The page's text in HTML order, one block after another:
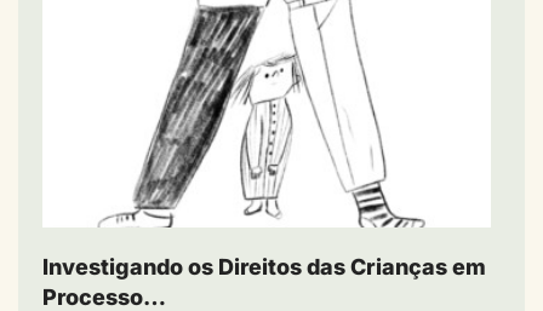
Investigando os Direitos das Crianças em
Processo…